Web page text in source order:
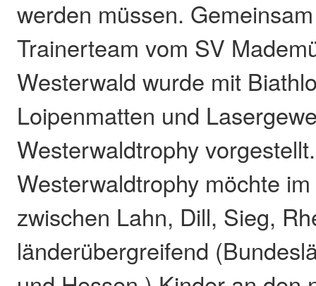
werden müssen.
Trainerteam vom SV
Westerwald wurde mit
Loipenmatten und
Westerwaldtrophy
Westerwaldtrophy möchte
zwischen Lahn, Dill, Sieg,
länderübergreifend